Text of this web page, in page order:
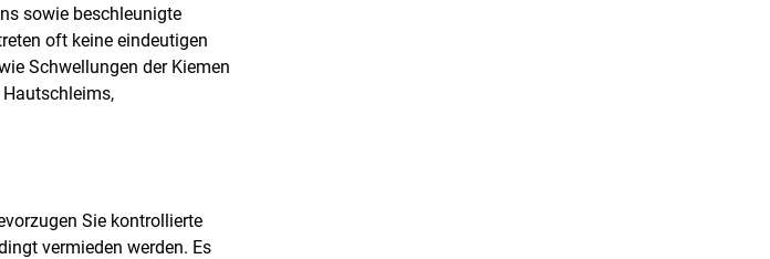
sowie beschleunigte
oft keine eindeutigen
Schwellungen der Kiemen
Sie kontrollierte
vermieden werden. Es